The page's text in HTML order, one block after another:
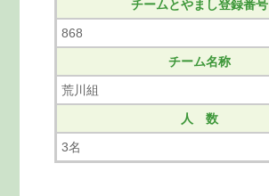
チームとやまし登録番号
868
チーム名称
荒川組
人 数
3名